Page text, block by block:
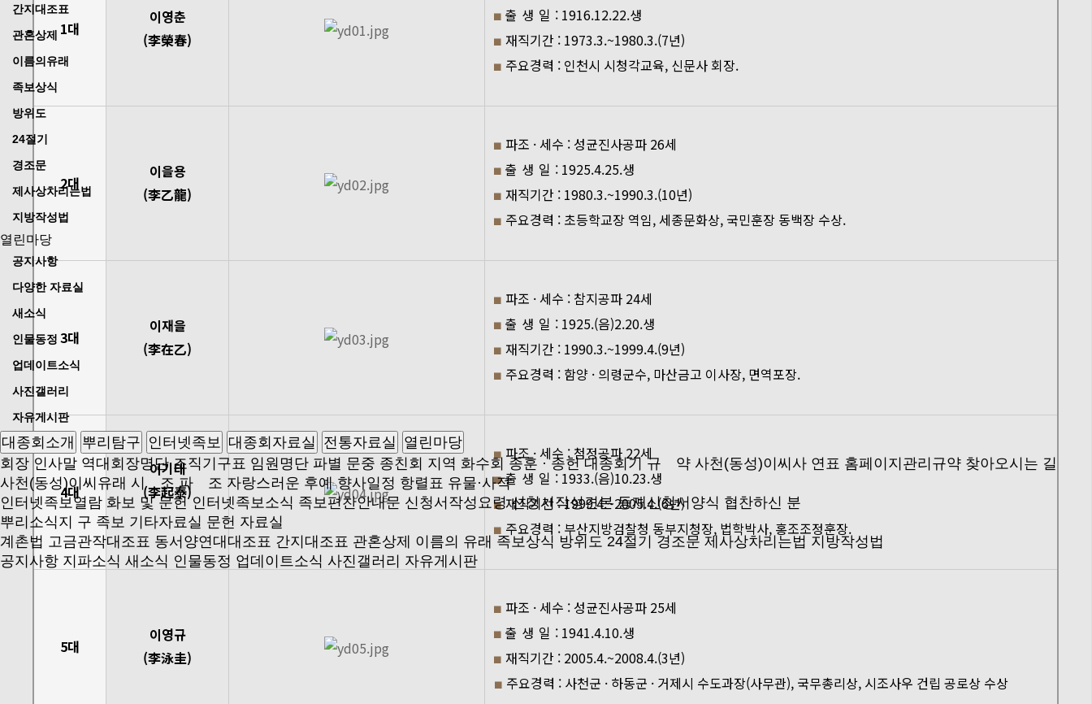
간지대조표
관혼상제
이름의유래
족보상식
방위도
24절기
경조문
제사상차리는법
지방작성법
열린마당
공지사항
다양한 자료실
새소식
인물동정
업데이트소식
사진갤러리
자유게시판
대종회소개 뿌리탐구 인터넷족보 대종회자료실 전통자료실 열린마당
회장 인사말 역대회장명단 조직기구표 임원명단 파별 문중 종친회 지역 화수회 종훈 · 종헌 대종회기 규 약 사천(동성)이씨사 연표 홈페이지관리규약 찾아오시는 길
사천(동성)이씨유래 시 조 파 조 자랑스러운 후예 향사일정 항렬표 유물·사적
인터넷족보열람 화보 및 문헌 인터넷족보소식 족보편찬안내문 신청서작성요령 신청서작성견본 등재신청서양식 협찬하신 분
뿌리소식지 구 족보 기타자료실 문헌 자료실
계촌법 고금관작대조표 동서양연대대조표 간지대조표 관혼상제 이름의 유래 족보상식 방위도 24절기 경조문 제사상차리는법 지방작성법
공지사항 지파소식 새소식 인물동정 업데이트소식 사진갤러리 자유게시판
1대
이영춘
(李榮春)
■ 출 생 일 : 1916.12.22.생
■ 재직기간 : 1973.3.~1980.3.(7년)
■ 주요경력 : 인천시 시청각교육, 신문사 회장.
2대
이을용
(李乙龍)
■ 파조 · 세수 : 성균진사공파 26세
■ 출 생 일 : 1925.4.25.생
■ 재직기간 : 1980.3.~1990.3.(10년)
■ 주요경력 : 초등학교장 역임, 세종문화상, 국민훈장 동백장 수상.
3대
이재을
(李在乙)
■ 파조 · 세수 : 참지공파 24세
■ 출 생 일 : 1925.(음)2.20.생
■ 재직기간 : 1990.3.~1999.4.(9년)
■ 주요경력 : 함양 · 의령군수, 마산금고 이사장, 면역포장.
4대
이기태
(李起泰)
■ 파조 · 세수 : 첨정공파 22세
■출 생 일 : 1933.(음)10.23.생
■재직기간 : 1999.4.~2005.4.(6년)
■ 주요경력 : 부산지방검찰청 동부지청장, 법학박사, 홍조조정훈장.
5대
이영규
(李泳圭)
■ 파조 · 세수 : 성균진사공파 25세
■ 출 생 일 : 1941.4.10.생
■ 재직기간 : 2005.4.~2008.4.(3년)
■ 주요경력 : 사천군 · 하동군 · 거제시 수도과장(사무관), 국무총리상, 시조사우 건립 공로상 수상